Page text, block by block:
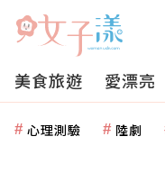
美食旅遊 愛漂亮
心理測驗 陸劇